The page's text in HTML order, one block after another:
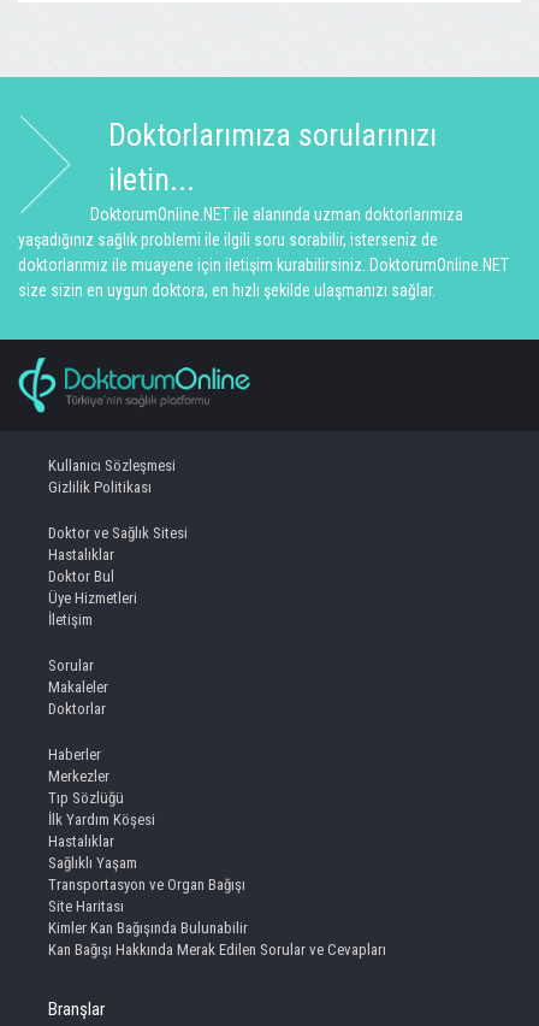
Doktorlarımıza sorularınızı
iletin...
DoktorumOnline.NET ile alanında uzman doktorlarımıza
yaşadığınız sağlık problemi ile ilgili soru sorabilir, isterseniz de
doktorlarımız ile muayene için iletişim kurabilirsiniz. DoktorumOnline.NET
size sizin en uygun doktora, en hızlı şekilde ulaşmanızı sağlar.
Kullanıcı Sözleşmesi
Gizlilik Politikası
Doktor ve Sağlık Sitesi
Hastalıklar
Doktor Bul
Üye Hizmetleri
İletişim
Sorular
Makaleler
Doktorlar
Haberler
Merkezler
Tıp Sözlüğü
İlk Yardım Köşesi
Hastalıklar
Sağlıklı Yaşam
Transportasyon ve Organ Bağışı
Site Haritası
Kimler Kan Bağışında Bulunabilir
Kan Bağışı Hakkında Merak Edilen Sorular ve Cevapları
Branşlar